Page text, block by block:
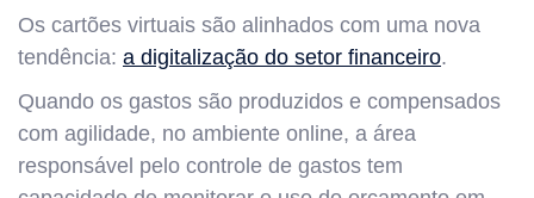
Os cartões virtuais são alinhados com uma nova
tendência: a digitalização do setor financeiro.
Quando os gastos são produzidos e compensados
com agilidade, no ambiente online, a área
responsável pelo controle de gastos tem